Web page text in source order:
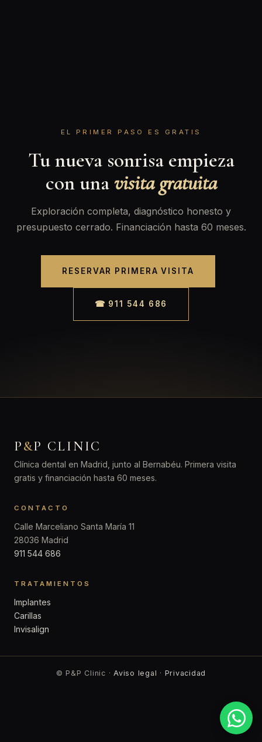
EL PRIMER PASO ES GRATIS
Tu nueva sonrisa empieza
con unavisita gratuita
Exploración completa, diagnóstico honesto y
presupuesto cerrado. Financiación hasta 60 meses.
RESERVAR PRIMERA VISITA
☎ 911 544 686
P&P CLINIC
Clínica dental en Madrid, junto al Bernabéu. Primera visita
gratis y financiación hasta 60 meses.
CONTACTO
Calle Marceliano Santa María 11
28036 Madrid
911 544 686
TRATAMIENTOS
Implantes
Carillas
Invisalign
© P&P Clinic ·Aviso legal · Privacidad